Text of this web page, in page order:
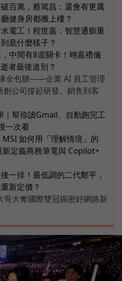
百萬，蔡篤昌：還會有更厲
健身房都搬上樓？
電工！程世嘉：智慧通膨重
底什麼樣子？
中間有8道關卡！翊嘉禮儀
者最後道別？
全包辦——企業 AI 員工管理
創公司撐起研發、銷售到客
幫你讀Gmail、自動跑完工
一次看
如何用「理解情境」的
定義商務筆電與 Copilot+
一排！最低調的二代鄭平，
新定價？
哥大奪國際雙冠揭密好網路新